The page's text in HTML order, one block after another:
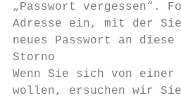
„Passwort vergessen“.
Adresse ein, mit der Sie
neues Passwort an
Storno
Wenn Sie sich von
wollen, ersuchen wir